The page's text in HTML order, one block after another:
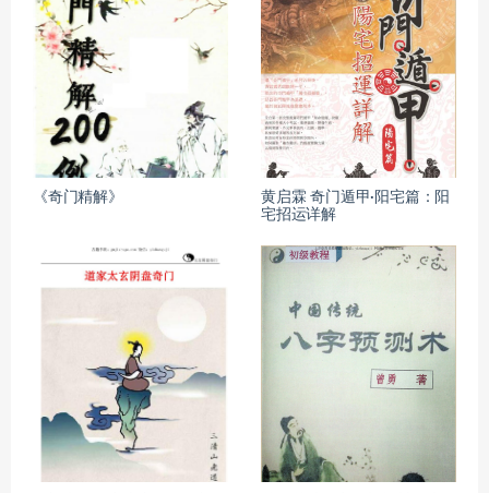
《奇门精解》
黄启霖 奇门遁甲·阳宅篇：阳
宅招运详解